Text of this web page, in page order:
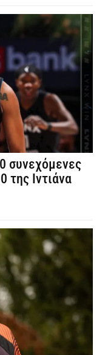
συνεχόμενες
της Ιντιάνα